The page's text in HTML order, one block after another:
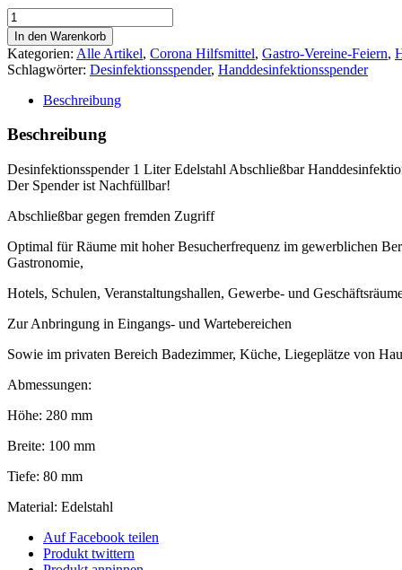
Desinfektionsspender
1
Liter
Edelstahl
Abschließbar
Handdesinfektionsspender
Menge
In den Warenkorb
Kategorien: Alle Artikel, Corona Hilfsmittel, Gastro-Vereine-Feiern,
Schlagwörter: Desinfektionsspender, Handdesinfektionsspender
Beschreibung
Beschreibung
Desinfektionsspender 1 Liter Edelstahl Abschließbar
Der Spender ist Nachfüllbar!
Abschließbar gegen fremden Zugriff
Optimal für Räume mit hoher Besucherfrequenz im gewerblichen
Gastronomie,
Hotels, Schulen, Veranstaltungshallen, Gewerbe- und
Zur Anbringung in Eingangs- und Wartebereichen
Sowie im privaten Bereich Badezimmer, Küche, Liegeplätze von
Abmessungen:
Höhe: 280 mm
Breite: 100 mm
Tiefe: 80 mm
Material: Edelstahl
Auf Facebook teilen
Produkt twittern